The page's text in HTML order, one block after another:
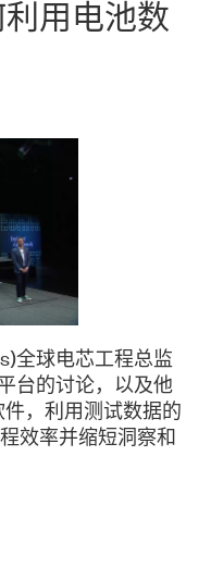
利用 电池数
全球电芯工程总监
台的讨论，以及他
，利用测试数据的
效率并缩短洞察和